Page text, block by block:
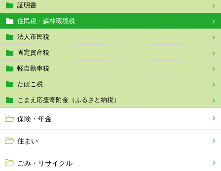
証明書
住民税・森林環境税
法人市民税
固定資産税
軽自動車税
たばこ税
こまえ応援寄附金（ふるさと納税）
保険・年金
住まい
ごみ・リサイクル